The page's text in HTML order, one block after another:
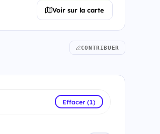
Voir sur la carte
CONTRIBUER
Effacer (1)